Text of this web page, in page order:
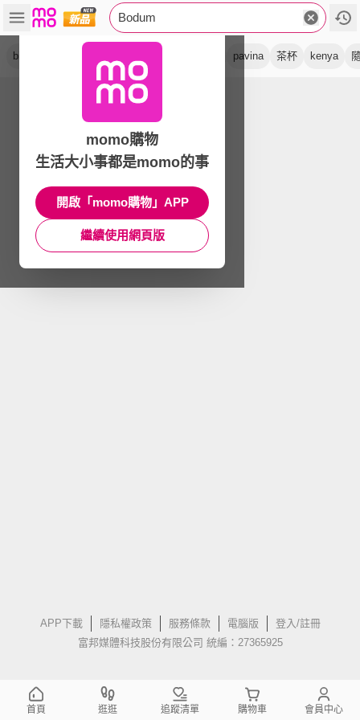
Bodum
bistro pavina 茶杯 kenya
APP下載 隱私權政策 服務條款 電腦版
登入/註冊
富邦媒體科技股份有限公司 統編：27365925
momo購物
生活大小事都是momo的事
開啟「momo購物」APP
繼續使用網頁版
首頁 逛逛 追蹤清單 購物車 會員中心